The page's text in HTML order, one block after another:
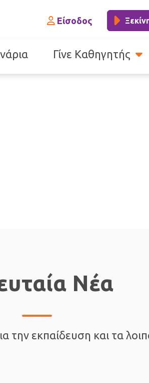
Είσοδος
Γίνε Καθηγητής
Νέα
την εκπαίδευση και τα